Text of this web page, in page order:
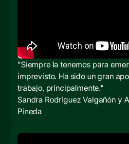
"Siempre la tenemos para
imprevisto. Ha sido un gran
trabajo, principalmente."
Sandra Rodríguez Valgañón y
Pineda